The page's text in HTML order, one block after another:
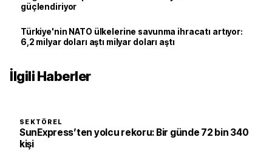
güçlendiriyor
Türkiye'nin NATO ülkelerine savunma ihracatı artıyor:
6,2 milyar doları aştı milyar doları aştı
İlgili Haberler
SEKTÖREL
SunExpress’ten yolcu rekoru: Bir günde 72 bin 340
kişi